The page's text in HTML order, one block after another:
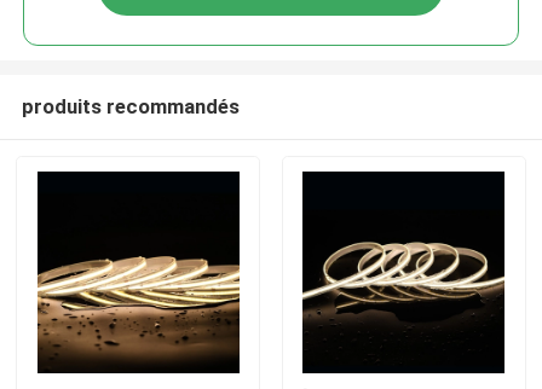
produits recommandés